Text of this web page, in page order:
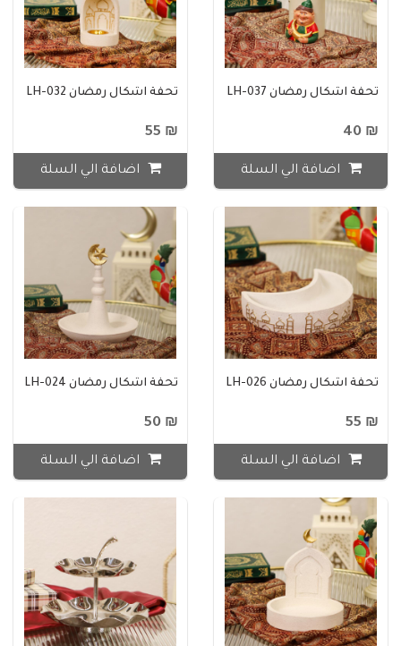
تحفة اشكال رمضان LH-037
₪ 40
اضافة الي السلة
تحفة اشكال رمضان LH-032
₪ 55
اضافة الي السلة
تحفة اشكال رمضان LH-026
₪ 55
اضافة الي السلة
تحفة اشكال رمضان LH-024
₪ 50
اضافة الي السلة